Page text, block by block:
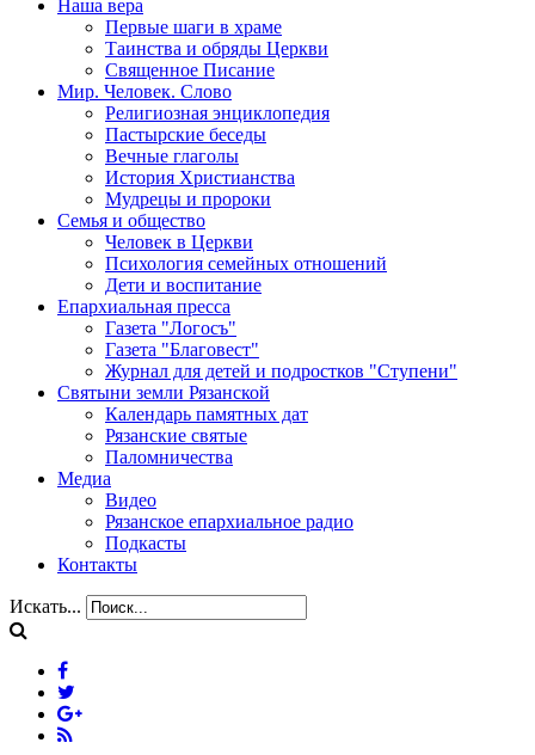
Наша вера
Первые шаги в храме
Таинства и обряды Церкви
Священное Писание
Мир. Человек. Слово
Религиозная энциклопедия
Пастырские беседы
Вечные глаголы
История Христианства
Мудрецы и пророки
Семья и общество
Человек в Церкви
Психология семейных отношений
Дети и воспитание
Епархиальная пресса
Газета "Логосъ"
Газета "Благовест"
Журнал для детей и подростков "Ступени"
Святыни земли Рязанской
Календарь памятных дат
Рязанские святые
Паломничества
Медиа
Видео
Рязанское епархиальное радио
Подкасты
Контакты
Искать...